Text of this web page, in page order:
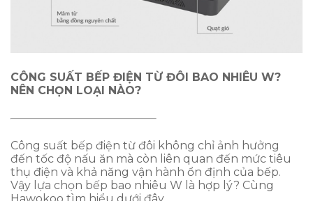
CÔNG SUẤT BẾP ĐIỆN TỪ ĐÔI BAO NHIÊU W?
NÊN CHỌN LOẠI NÀO?
Công suất bếp điện từ đôi không chỉ ảnh hưởng
đến tốc độ nấu ăn mà còn liên quan đến mức tiêu
thụ điện và khả năng vận hành ổn định của bếp.
Vậy lựa chọn bếp bao nhiêu W là hợp lý? Cùng